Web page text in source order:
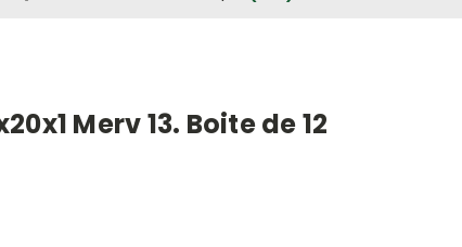
Merv 13. Boite de 12